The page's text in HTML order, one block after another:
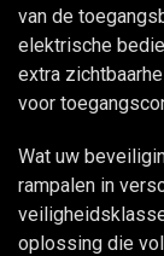
van de
elektrische
extra
voor
Wat uw
rampalen in
oplossing die